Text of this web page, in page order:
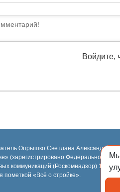
Войдите,
Опрышко Светлана
(зарегистрировано Федеральной
коммуникаций (Роскомнадзор)
«Всё о стройке».